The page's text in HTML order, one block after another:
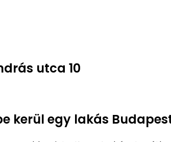
utca 10
kerül egy lakás